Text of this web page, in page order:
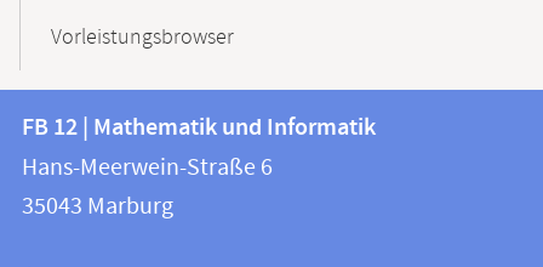
Vorleistungsbrowser
Kontakt
und
Informationen
FB
12
|
FB 12 | Mathematik und Informatik
Hans-Meerwein-Straße 6
35043 Marburg